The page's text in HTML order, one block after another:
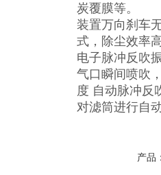
炭覆膜等。
装置万向刹车
式，除尘效率
电子脉冲反吹
气口瞬间喷吹
度 自动脉冲反
对滤筒进行自
产品